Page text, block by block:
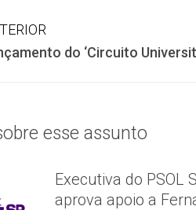
do ‘Circuito
esse assunto
Executiva do PSOL
aprova apoio a